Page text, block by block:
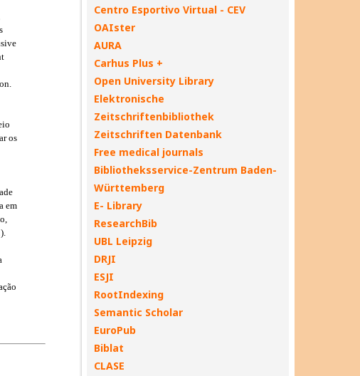
Centro Esportivo Virtual - CEV
OAIster
AURA
Carhus Plus +
Open University Library
Elektronische
Zeitschriftenbibliothek
Zeitschriften Datenbank
Free medical journals
Bibliotheksservice-Zentrum Baden-
Württemberg
E- Library
ResearchBib
UBL Leipzig
DRJI
ESJI
RootIndexing
Semantic Scholar
EuroPub
Biblat
CLASE